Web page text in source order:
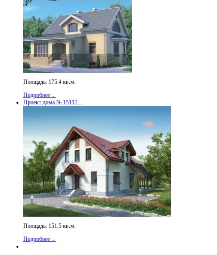
Площадь: 175.4 кв.м.
Подробнее ...
Проект дома № 15117…
Площадь: 151.5 кв.м.
Подробнее ...